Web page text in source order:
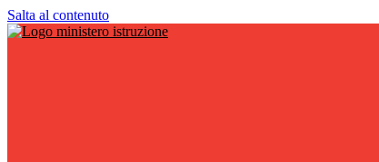
Salta al contenuto